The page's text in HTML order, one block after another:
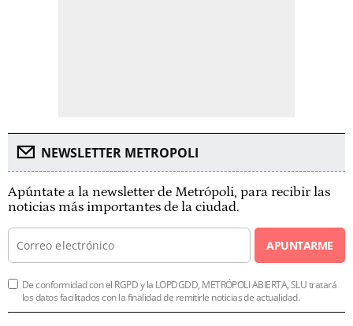
NEWSLETTER METROPOLI
Apúntate a la newsletter de Metrópoli, para recibir las
noticias más importantes de la ciudad.
APUNTARME
De conformidad con el RGPD y la LOPDGDD, METRÓPOLI ABIERTA, SLU tratará
los datos facilitados con la finalidad de remitirle noticias de actualidad.